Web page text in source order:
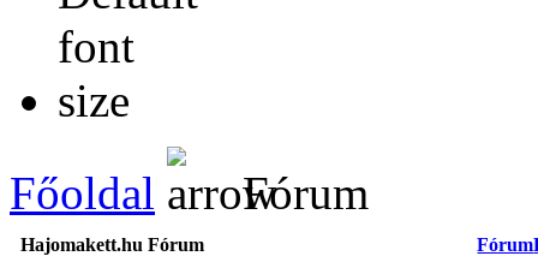
Főoldal Fórum
Hajomakett.hu Fórum Fórum